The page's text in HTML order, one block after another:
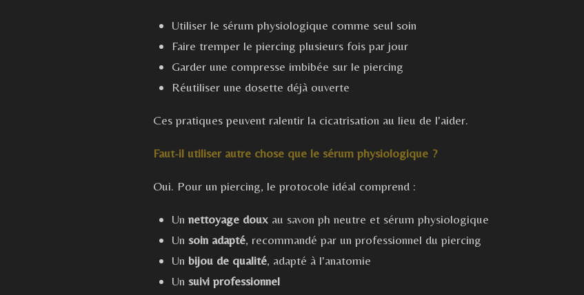
Utiliser le sérum physiologique comme seul soin
Faire tremper le piercing plusieurs fois par jour
Garder une compresse imbibée sur le piercing
Réutiliser une dosette déjà ouverte
Ces pratiques peuvent ralentir la cicatrisation au lieu de l'aider.
Faut-il utiliser autre chose que le sérum physiologique ?
Oui. Pour un piercing, le protocole idéal comprend :
Un nettoyage doux au savon ph neutre et sérum physiologique
Un soin adapté, recommandé par un professionnel du piercing
Un bijou de qualité, adapté à l'anatomie
Un suivi professionnel